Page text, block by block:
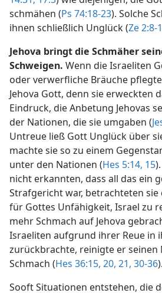
schmähen (Ps 74:18-23). Solche
ihnen schließlich Unglück (Ze 2:8-
Jehova bringt die Schmäher
Schweigen. Wenn die Israeliten
oder verwerfliche Bräuche
Jehova Gott, denn sie erweckten
Eindruck, die Anbetung Jehovas
der Nationen, die sie umgaben (
Untreue ließ Gott Unglück über
machte sie so zu einem
unter den Nationen (Hes 5:14, 15
nicht erkannten, dass all das ein
Strafgericht war, betrachteten sie
für Gottes Unfähigkeit, Israel zu
mehr Schmach auf Jehova
Israeliten aufgrund ihrer Reue in
zurückbrachte, reinigte er seinen
Schmach (Hes 36:15, 20, 21, 30-36).
Sooft Situationen entstehen, die